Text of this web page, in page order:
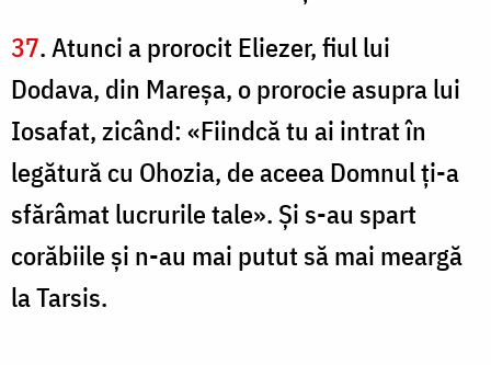
37. Atunci a prorocit Eliezer, fiul lui
Dodava, din Mareşa, o prorocie asupra lui
Iosafat, zicând: «Fiindcă tu ai intrat în
legătură cu Ohozia, de aceea Domnul ţi-a
sfărâmat lucrurile tale». Şi s-au spart
corăbiile şi n-au mai putut să mai meargă
la Tarsis.